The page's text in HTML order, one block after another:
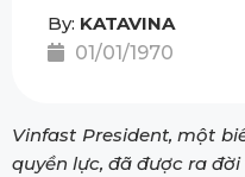
By: KATAVINA
01/01/1970
Vinfast President, một
quyền lực, đã được ra